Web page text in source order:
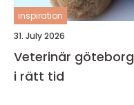
inspiration
31. July 2026
Veterinär göteborg så hittar djuret rätt vård
i rätt tid